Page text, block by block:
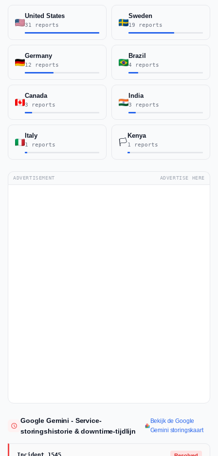
United States
31 reports
Sweden
19 reports
Germany
12 reports
Brazil
4 reports
Canada
3 reports
India
3 reports
Italy
1 reports 🏳️
Kenya
1 reports
ADVERTISEMENT ADVERTISE HERE
Google Gemini - Service-
storingshistorie & downtime-tijdlijn
Bekijk de Google
Gemini storingskaart